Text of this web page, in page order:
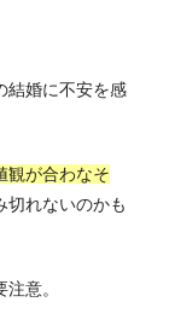
結婚に不安を感
観が合わなそ
切れないのかも
意。